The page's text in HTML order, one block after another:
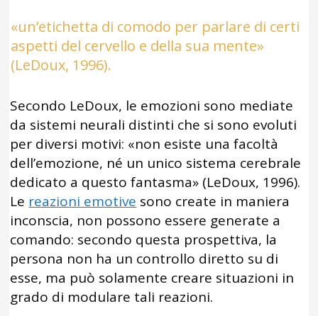
«un’etichetta di comodo per parlare di certi
aspetti del cervello e della sua mente»
(LeDoux, 1996).
Secondo LeDoux, le emozioni sono mediate
da sistemi neurali distinti che si sono evoluti
per diversi motivi: «non esiste una facoltà
dell’emozione, né un unico sistema cerebrale
dedicato a questo fantasma» (LeDoux, 1996).
Le reazioni emotive sono create in maniera
inconscia, non possono essere generate a
comando: secondo questa prospettiva, la
persona non ha un controllo diretto su di
esse, ma può solamente creare situazioni in
grado di modulare tali reazioni.